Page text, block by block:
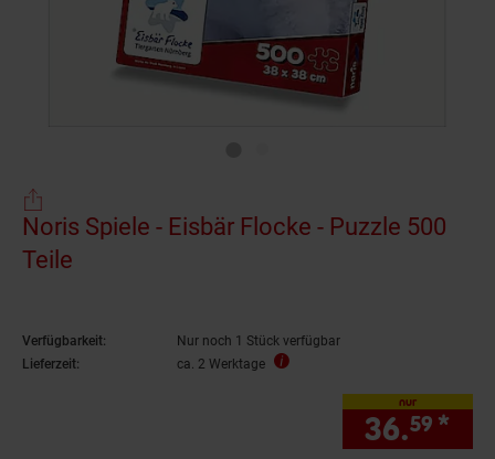
Noris Spiele - Eisbär Flocke - Puzzle 500
Teile
Verfügbarkeit:
Nur noch 1 Stück verfügbar
Lieferzeit:
ca. 2 Werktage
nur
36.59 *